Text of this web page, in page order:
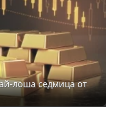
лоша седмица от